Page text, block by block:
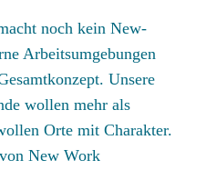
noch kein New-
Arbeitsumgebungen
Unsere
wollen mehr als
Orte mit Charakter.
New Work